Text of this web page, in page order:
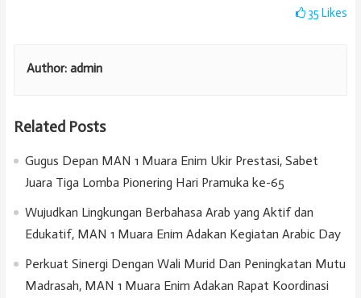
35Likes
Author: admin
Related Posts
Gugus Depan MAN 1 Muara Enim Ukir Prestasi, Sabet
Juara Tiga Lomba Pionering Hari Pramuka ke-65
Wujudkan Lingkungan Berbahasa Arab yang Aktif dan
Edukatif, MAN 1 Muara Enim Adakan Kegiatan Arabic Day
Perkuat Sinergi Dengan Wali Murid Dan Peningkatan Mutu
Madrasah, MAN 1 Muara Enim Adakan Rapat Koordinasi